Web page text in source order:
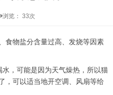
浏览： 33次
食物盐分含量过高、发烧等因素
，可能是因为天气燥热，所以猫
，可以适当地开空调、风扇等给